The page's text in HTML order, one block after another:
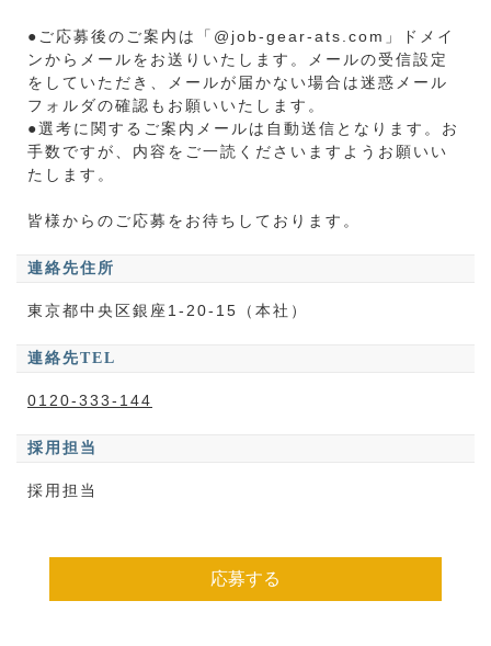
●ご応募後のご案内は「@job-gear-ats.com」ドメイ
ンからメールをお送りいたします。メールの受信設定
をしていただき、メールが届かない場合は迷惑メール
フォルダの確認もお願いいたします。
●選考に関するご案内メールは自動送信となります。お
手数ですが、内容をご一読くださいますようお願いい
たします。
皆様からのご応募をお待ちしております。
連絡先住所
東京都中央区銀座1-20-15（本社）
連絡先TEL
0120-333-144
採用担当
採用担当
応募する